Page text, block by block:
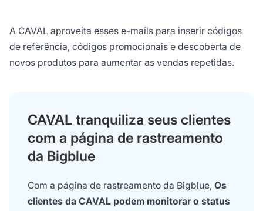
A CAVAL aproveita esses e-mails para inserir códigos
de referência, códigos promocionais e descoberta de
novos produtos para aumentar as vendas repetidas.
CAVAL tranquiliza seus clientes
com a página de rastreamento
da Bigblue
Com a página de rastreamento da Bigblue,Os
clientes da CAVAL podem monitorar o status